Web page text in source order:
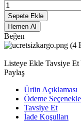
Sepete Ekle
Hemen Al
Beğen
Listeye Ekle Tavsiye Et
Paylaş
Ürün Açıklaması
Ödeme
Tavsiye Et
İade Koşulları